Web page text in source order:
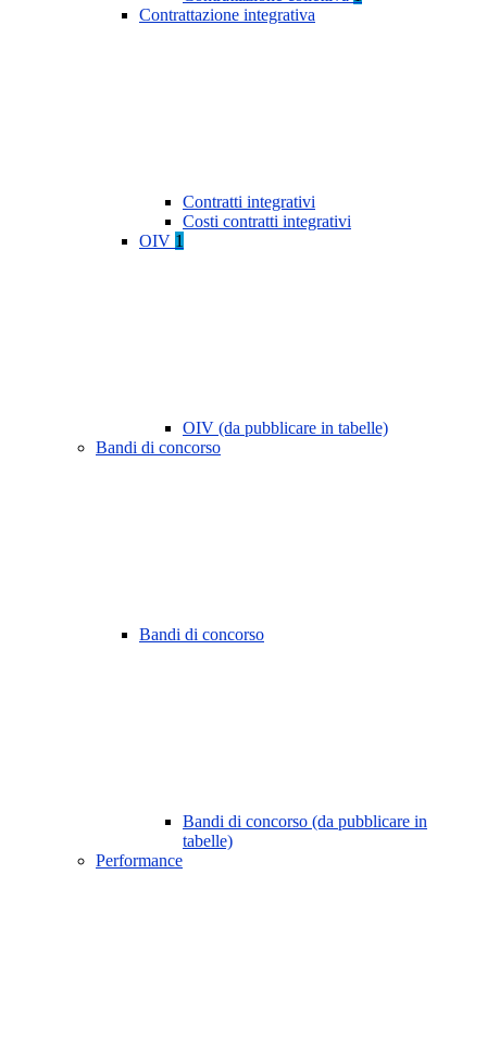
Contrattazione integrativa
Contratti integrativi
Costi contratti integrativi
OIV 1
OIV (da pubblicare in tabelle)
Bandi di concorso
Bandi di concorso
Bandi di concorso (da pubblicare in
tabelle)
Performance